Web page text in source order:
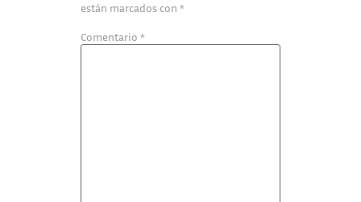
están marcados con *
Comentario *